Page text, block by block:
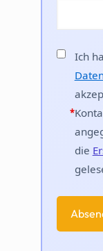
*
Ich
die